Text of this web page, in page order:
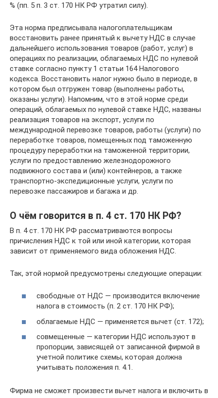
% (пп. 5 п. 3 ст. 170 НК РФ утратил силу).
Эта норма предписывала налогоплательщикам
восстановить ранее принятый к вычету НДС в случае
дальнейшего использования товаров (работ, услуг) в
операциях по реализации, облагаемых НДС по нулевой
ставке согласно пункту 1 статьи 164 Налогового
кодекса. Восстановить налог нужно было в периоде, в
котором был отгружен товар (выполнены работы,
оказаны услуги). Напомним, что в этой норме среди
операций, облагаемых по нулевой ставке НДС, названы
реализация товаров на экспорт, услуги по
международной перевозке товаров, работы (услуги) по
переработке товаров, помещенных под таможенную
процедуру переработки на таможенной территории,
услуги по предоставлению железнодорожного
подвижного состава и (или) контейнеров, а также
транспортно-экспедиционные услуги, услуги по
перевозке пассажиров и багажа и др.
О чём говорится в п. 4 ст. 170 НК РФ?
В п. 4 ст. 170 НК РФ рассматриваются вопросы
причисления НДС к той или иной категории, которая
зависит от применяемого вида обложения НДС.
Так, этой нормой предусмотрены следующие операции:
свободные от НДС — производится включение
налога в стоимость (п. 2 ст. 170 НК РФ);
облагаемые НДС — применяется вычет (ст. 172);
совмещенные — категории НДС используют в
пропорции, зависящей от записанной фирмой в
учетной политике схемы, которая должна
учитывать положения п. 4.1.
Фирма не сможет произвести вычет налога и включить в